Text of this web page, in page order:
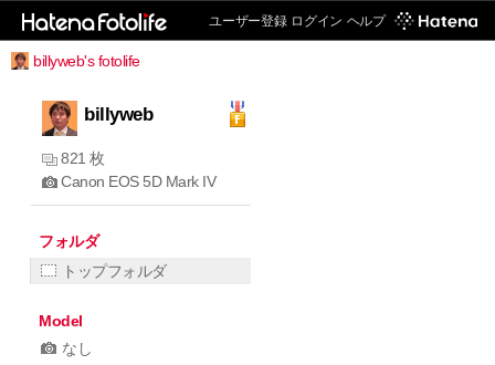
ユーザー登録 ログイン ヘルプ
billyweb's fotolife
billyweb
821 枚
Canon EOS 5D Mark IV
フォルダ
トップフォルダ
Model
なし